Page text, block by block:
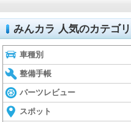
みんカラ 人気のカテゴリ
車種別
整備手帳
パーツレビュー
スポット